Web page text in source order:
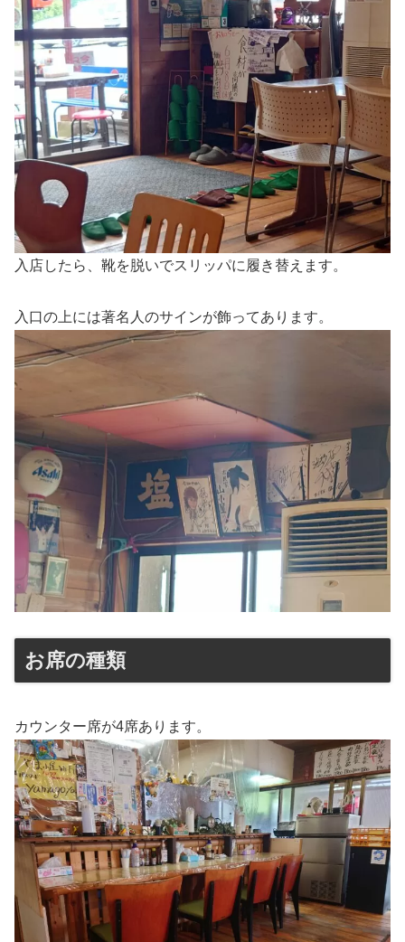
入店したら、靴を脱いでスリッパに履き替えます。
入口の上には著名人のサインが飾ってあります。
お席の種類
カウンター席が4席あります。